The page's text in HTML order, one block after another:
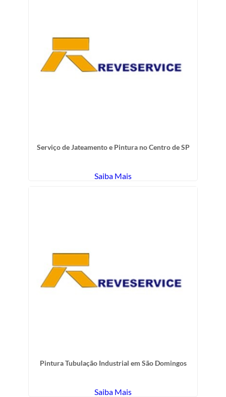
Serviço de Jateamento e Pintura no Centro de SP
Saiba Mais
Pintura Tubulação Industrial em São Domingos
Saiba Mais